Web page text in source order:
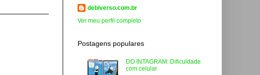
debiverso.com.br
Ver meu perfil completo
Postagens populares
DO INTAGRAM: Dificuldade
com celular